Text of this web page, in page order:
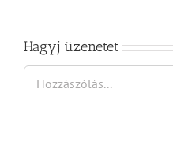
Hagyj üzenetet
Hozzászólás